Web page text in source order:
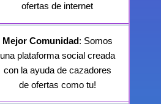
ofertas de internet
Mejor Comunidad: Somos
una plataforma social creada
con la ayuda de cazadores
de ofertas como tu!